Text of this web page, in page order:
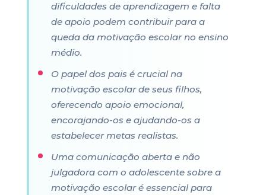
dificuldades de aprendizagem e falta
de apoio podem contribuir para a
queda da motivação escolar no ensino
médio.
O papel dos pais é crucial na
motivação escolar de seus filhos,
oferecendo apoio emocional,
encorajando-os e ajudando-os a
estabelecer metas realistas.
Uma comunicação aberta e não
julgadora com o adolescente sobre a
motivação escolar é essencial para